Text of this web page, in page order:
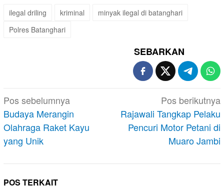
ilegal driling kriminal
minyak ilegal di batanghari
Polres Batanghari
SEBARKAN
Navigasi
pos
Pos sebelumnya
Budaya Merangin
Olahraga Raket Kayu
yang Unik
Pos berikutnya
Rajawali Tangkap Pelaku
Pencuri Motor Petani di
Muaro Jambi
POS TERKAIT